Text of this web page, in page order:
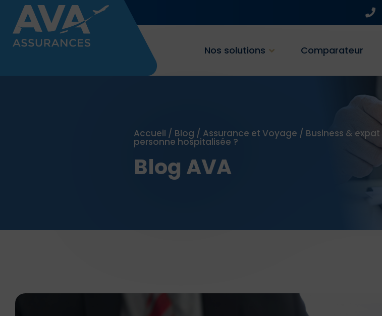
Nos solutions Comparateur
Accueil / Blog / Assurance et Voyage / Business & expat
personne hospitalisée ?
Blog AVA